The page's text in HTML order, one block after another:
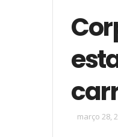
março 28,